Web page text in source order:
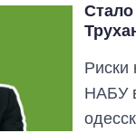
Стало
Риски
НАБУ